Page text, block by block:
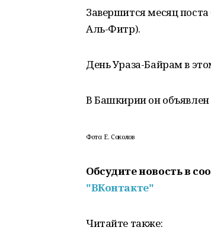
Завершится месяц
Аль-Фитр).
День Ураза-Байрам в
В Башкирии он
Фото: Е. Соколов
Обсудите новость в
"ВКонтакте"
Читайте также: